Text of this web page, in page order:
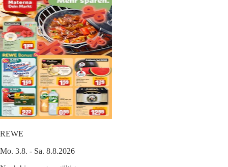
REWE
Mo. 3.8. - Sa. 8.8.2026